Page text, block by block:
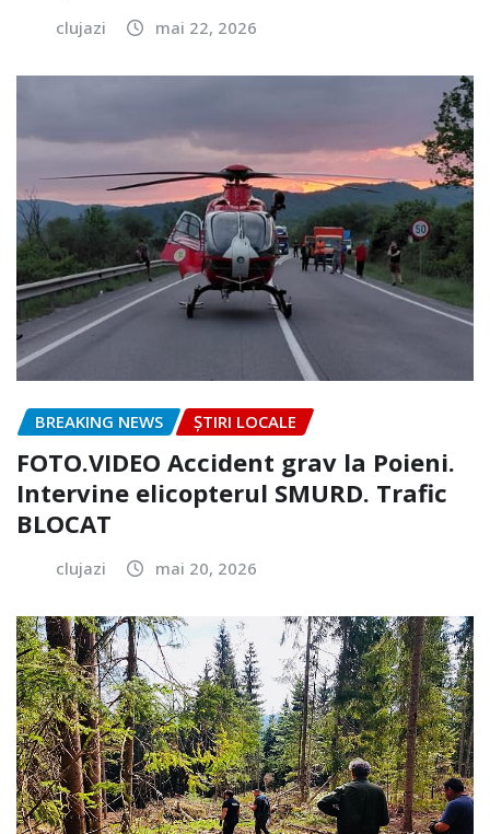
clujazi mai 22, 2026
BREAKING NEWS ȘTIRI LOCALE
FOTO.VIDEO Accident grav la Poieni.
Intervine elicopterul SMURD. Trafic
BLOCAT
clujazi mai 20, 2026